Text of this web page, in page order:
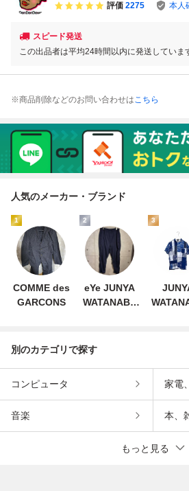
脱色期 リネン サ
評価 2275 本人
スピード発送
この出品者は平均24時間以内に発送していま
※商品削除などのお問い合わせはこちら
人気のメーカー・ブランド
1
COMME des
GARCONS
2
eYe JUNYA
WATANABE
3
別のカテゴリで探す
コンピュータ 家電
音楽 本、
もっと見る